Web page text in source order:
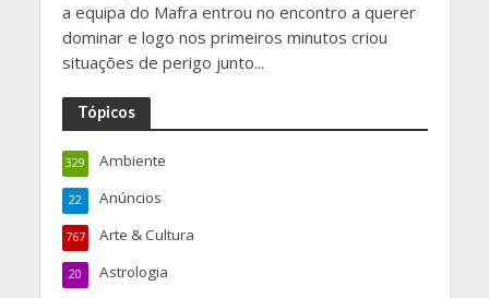
a equipa do Mafra entrou no encontro a querer
dominar e logo nos primeiros minutos criou
situações de perigo junto...
Tópicos
Ambiente
329
Anúncios
22
Arte & Cultura
767
Astrologia
20